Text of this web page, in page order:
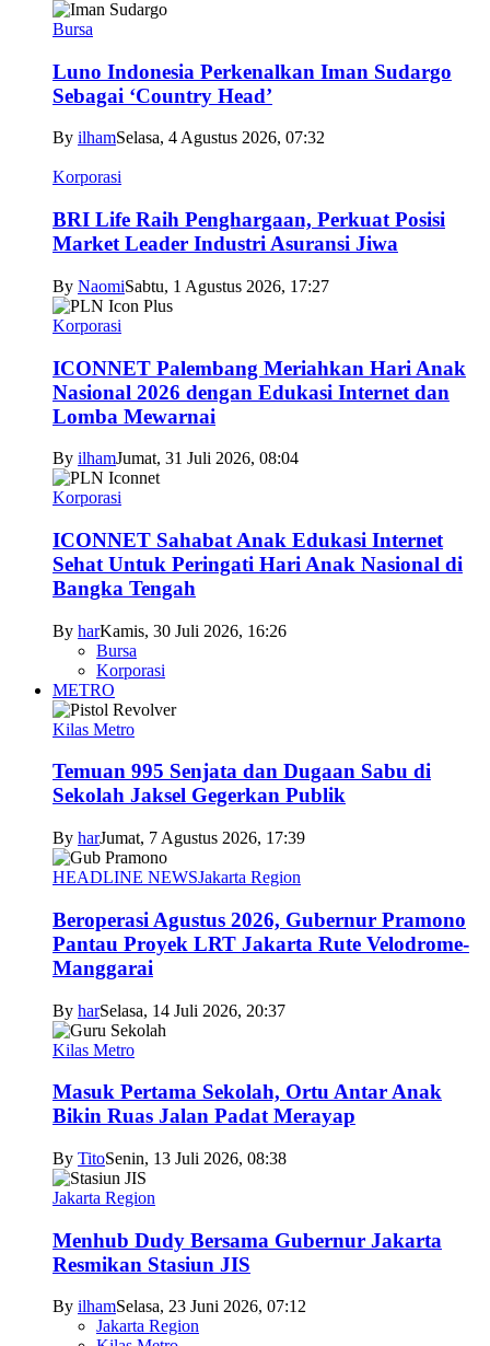
Bursa
Luno Indonesia Perkenalkan Iman Sudargo
Sebagai ‘Country Head’
By ilhamSelasa, 4 Agustus 2026, 07:32
Korporasi
BRI Life Raih Penghargaan, Perkuat Posisi
Market Leader Industri Asuransi Jiwa
By NaomiSabtu, 1 Agustus 2026, 17:27
Korporasi
ICONNET Palembang Meriahkan Hari Anak
Nasional 2026 dengan Edukasi Internet dan
Lomba Mewarnai
By ilhamJumat, 31 Juli 2026, 08:04
Korporasi
ICONNET Sahabat Anak Edukasi Internet
Sehat Untuk Peringati Hari Anak Nasional di
Bangka Tengah
By harKamis, 30 Juli 2026, 16:26
Bursa
Korporasi
METRO
Kilas Metro
Temuan 995 Senjata dan Dugaan Sabu di
Sekolah Jaksel Gegerkan Publik
By harJumat, 7 Agustus 2026, 17:39
HEADLINE NEWSJakarta Region
Beroperasi Agustus 2026, Gubernur Pramono
Pantau Proyek LRT Jakarta Rute Velodrome-
Manggarai
By harSelasa, 14 Juli 2026, 20:37
Kilas Metro
Masuk Pertama Sekolah, Ortu Antar Anak
Bikin Ruas Jalan Padat Merayap
By TitoSenin, 13 Juli 2026, 08:38
Jakarta Region
Menhub Dudy Bersama Gubernur Jakarta
Resmikan Stasiun JIS
By ilhamSelasa, 23 Juni 2026, 07:12
Jakarta Region